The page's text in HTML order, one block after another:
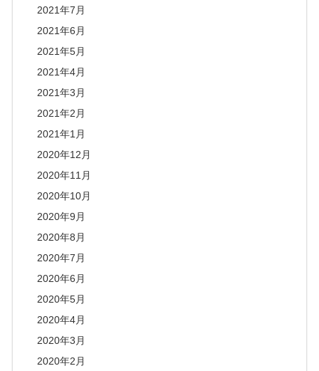
2021年7月
2021年6月
2021年5月
2021年4月
2021年3月
2021年2月
2021年1月
2020年12月
2020年11月
2020年10月
2020年9月
2020年8月
2020年7月
2020年6月
2020年5月
2020年4月
2020年3月
2020年2月